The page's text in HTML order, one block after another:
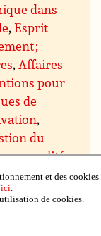
dans
,Esprit
;
,Affaires
pour
de
,
du
qualité
,Gestion de
et
des
et des cookies
ici.
de cookies.